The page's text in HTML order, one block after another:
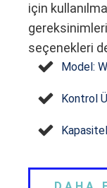
için
seçenekleri
Model:
Kontrol